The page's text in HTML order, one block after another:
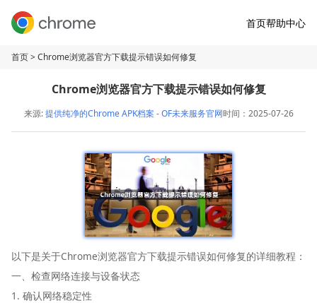
首页帮助中心
首页> Chrome浏览器官方下载提示错误如何修复
Chrome浏览器官方下载提示错误如何修复
来源:提供纯净的Chrome APK档案 - OF未来服务官网时间：2025-07-26
以下是关于Chrome浏览器官方下载提示错误如何修复的详细教程：
一、检查网络连接与设备状态
1. 确认网络稳定性